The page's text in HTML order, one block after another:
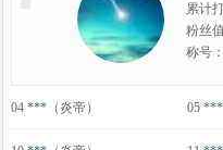
累计
粉丝
称号
04 *** （炎帝） 05 ***